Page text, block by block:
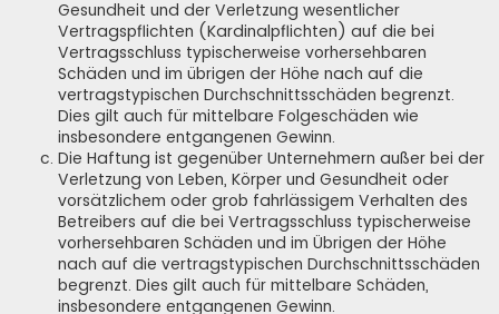
Gesundheit und der Verletzung wesentlicher
Vertragspflichten (Kardinalpflichten) auf die bei
Vertragsschluss typischerweise vorhersehbaren
Schäden und im übrigen der Höhe nach auf die
vertragstypischen Durchschnittsschäden begrenzt.
Dies gilt auch für mittelbare Folgeschäden wie
insbesondere entgangenen Gewinn.
Die Haftung ist gegenüber Unternehmern außer bei der
Verletzung von Leben, Körper und Gesundheit oder
vorsätzlichem oder grob fahrlässigem Verhalten des
Betreibers auf die bei Vertragsschluss typischerweise
vorhersehbaren Schäden und im Übrigen der Höhe
nach auf die vertragstypischen Durchschnittsschäden
begrenzt. Dies gilt auch für mittelbare Schäden,
insbesondere entgangenen Gewinn.